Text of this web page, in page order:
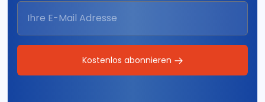
Kostenlos abonnieren